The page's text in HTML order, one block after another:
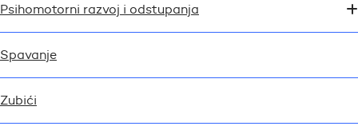
Psihomotorni razvoj i odstupanja
Spavanje
Zubići